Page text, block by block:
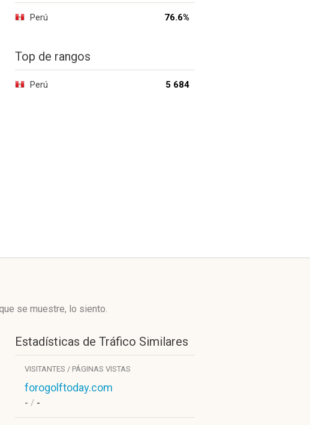
Perú 76.6%
Top de rangos
Perú 5 684
se muestre, lo siento.
Estadísticas de Tráfico Similares
VISITANTES / PÁGINAS VISTAS
forogolftoday.com
- / -